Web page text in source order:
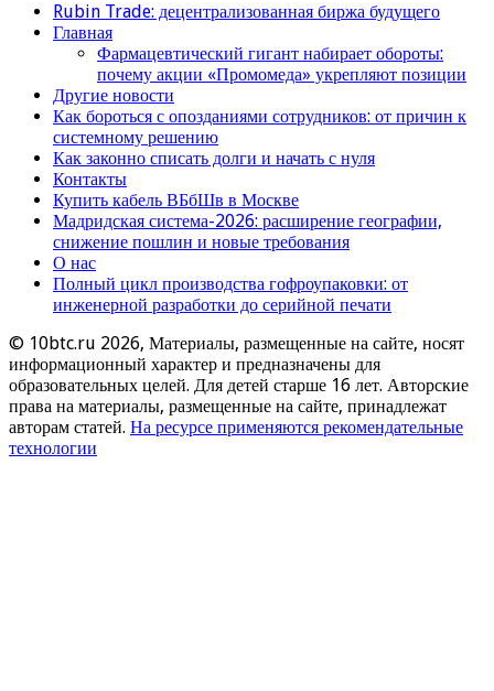
Rubin Trade: децентрализованная биржа будущего
Главная
Фармацевтический гигант набирает обороты:
почему акции «Промомеда» укрепляют позиции
Другие новости
Как бороться с опозданиями сотрудников: от причин к
системному решению
Как законно списать долги и начать с нуля
Контакты
Купить кабель ВБбШв в Москве
Мадридская система-2026: расширение географии,
снижение пошлин и новые требования
О нас
Полный цикл производства гофроупаковки: от
инженерной разработки до серийной печати
© 10btc.ru 2026, Материалы, размещенные на сайте, носят
информационный характер и предназначены для
образовательных целей. Для детей старше 16 лет. Авторские
права на материалы, размещенные на сайте, принадлежат
авторам статей. На ресурсе применяются рекомендательные
технологии